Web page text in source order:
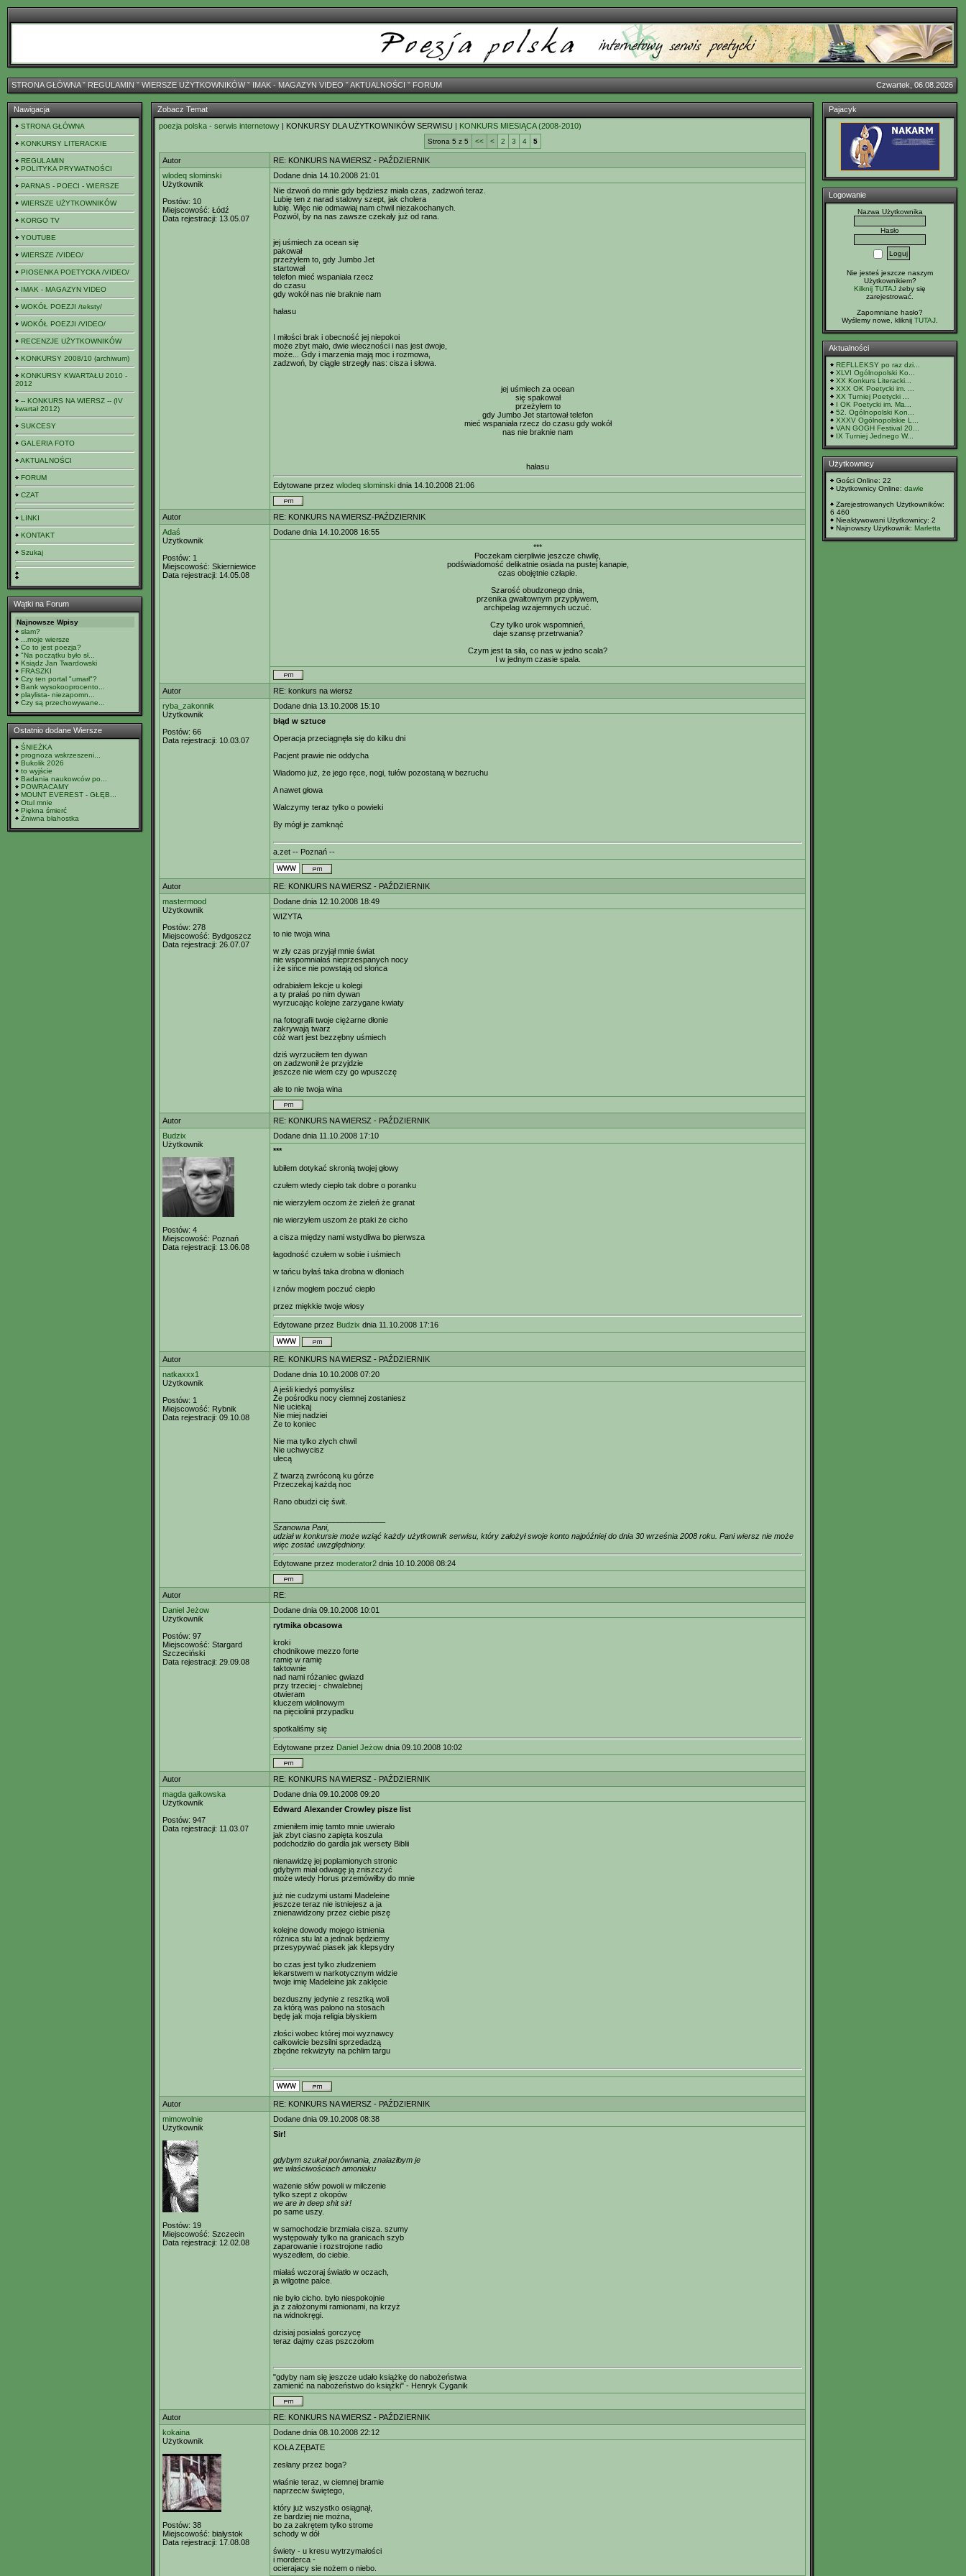
STRONA GŁÓWNAˇ REGULAMIN ˇ WIERSZE UŻYTKOWNIKÓWˇ IMAK - MAGAZYN VIDEO ˇAKTUALNOŚCI ˇ FORUM Czwartek, 06.08.2026
Nawigacja
STRONA GŁÓWNA
KONKURSY LITERACKIE
REGULAMIN
POLITYKA PRYWATNOŚCI
PARNAS - POECI - WIERSZE
WIERSZE UŻYTKOWNIKÓW
KORGO TV
YOUTUBE
WIERSZE /VIDEO/
PIOSENKA POETYCKA /VIDEO/
IMAK - MAGAZYN VIDEO
WOKÓŁ POEZJI /teksty/
WOKÓŁ POEZJI /VIDEO/
RECENZJE UŻYTKOWNIKÓW
KONKURSY 2008/10 (archiwum)
KONKURSY KWARTAŁU 2010 -
2012
-- KONKURS NA WIERSZ -- (IV
kwartał 2012)
SUKCESY
GALERIA FOTO
AKTUALNOŚCI
FORUM
CZAT
LINKI
KONTAKT
Szukaj
Wątki na Forum
Najnowsze Wpisy
slam?
...moje wiersze
Co to jest poezja?
"Na początku było sł...
Ksiądz Jan Twardowski
FRASZKI
Czy ten portal "umarł"?
Bank wysokooprocento...
playlista- niezapomn...
Czy są przechowywane...
Ostatnio dodane Wiersze
ŚNIEŻKA
prognoza wskrzeszeni...
Bukolik 2026
to wyjście
Badania naukowców po...
POWRACAMY
MOUNT EVEREST - GŁĘB...
Otul mnie
Piękna śmierć
Żniwna błahostka
Zobacz Temat
poezja polska - serwis internetowy | KONKURSY DLA UŻYTKOWNIKÓW SERWISU | KONKURS MIESIĄCA (2008-2010)
Strona 5 z 5 << < 2 3 4 5
Autor
RE: KONKURS NA WIERSZ - PAŹDZIERNIK
wlodeq slominski
Użytkownik
Postów: 10
Miejscowość: Łódź
Data rejestracji: 13.05.07
Dodane dnia 14.10.2008 21:01
Nie dzwoń do mnie gdy będziesz miała czas, zadzwoń teraz.
Lubię ten z narad stalowy szept, jak cholera
lubię. Więc nie odmawiaj nam chwil niezakochanych.
Pozwól, by na nas zawsze czekały już od rana.
jej uśmiech za ocean się
pakował
przeżyłem to, gdy Jumbo Jet
startował
telefon mieć wspaniała rzecz
do czasu
gdy wokół nas nie braknie nam
hałasu
I miłości brak i obecność jej niepokoi
może zbyt mało, dwie wieczności i nas jest dwoje,
może... Gdy i marzenia mają moc i rozmowa,
zadzwoń, by ciągle strzegły nas: cisza i słowa.
jej uśmiech za ocean
się spakował
przeżyłem to
gdy Jumbo Jet startował telefon
mieć wspaniała rzecz do czasu gdy wokół
nas nie braknie nam
hałasu
Edytowane przez wlodeq slominski dnia 14.10.2008 21:06
Autor
RE: KONKURS NA WIERSZ-PAŹDZIERNIK
Adaś
Użytkownik
Postów: 1
Miejscowość: Skierniewice
Data rejestracji: 14.05.08
Dodane dnia 14.10.2008 16:55
***
Poczekam cierpliwie jeszcze chwilę,
podświadomość delikatnie osiada na pustej kanapie,
czas obojętnie człapie.
Szarość obudzonego dnia,
przenika gwałtownym przypływem,
archipelag wzajemnych uczuć.
Czy tylko urok wspomnień,
daje szansę przetrwania?
Czym jest ta siła, co nas w jedno scala?
I w jednym czasie spala.
Autor
RE: konkurs na wiersz
ryba_zakonnik
Użytkownik
Postów: 66
Data rejestracji: 10.03.07
Dodane dnia 13.10.2008 15:10
błąd w sztuce
Operacja przeciągnęła się do kilku dni
Pacjent prawie nie oddycha
Wiadomo już, że jego ręce, nogi, tułów pozostaną w bezruchu
A nawet głowa
Walczymy teraz tylko o powieki
By mógł je zamknąć
a.zet -- Poznań --
Autor
RE: KONKURS NA WIERSZ - PAŹDZIERNIK
mastermood
Użytkownik
Postów: 278
Miejscowość: Bydgoszcz
Data rejestracji: 26.07.07
Dodane dnia 12.10.2008 18:49
WIZYTA
to nie twoja wina
w zły czas przyjął mnie świat
nie wspomniałaś nieprzespanych nocy
i że sińce nie powstają od słońca
odrabiałem lekcje u kolegi
a ty prałaś po nim dywan
wyrzucając kolejne zarzygane kwiaty
na fotografii twoje ciężarne dłonie
zakrywają twarz
cóż wart jest bezzębny uśmiech
dziś wyrzuciłem ten dywan
on zadzwonił że przyjdzie
jeszcze nie wiem czy go wpuszczę
ale to nie twoja wina
Autor
RE: KONKURS NA WIERSZ - PAŹDZIERNIK
Budzix
Użytkownik
Postów: 4
Miejscowość: Poznań
Data rejestracji: 13.06.08
Dodane dnia 11.10.2008 17:10
***
lubiłem dotykać skronią twojej głowy
czułem wtedy ciepło tak dobre o poranku
nie wierzyłem oczom że zieleń że granat
nie wierzyłem uszom że ptaki że cicho
a cisza między nami wstydliwa bo pierwsza
łagodność czułem w sobie i uśmiech
w tańcu byłaś taka drobna w dłoniach
i znów mogłem poczuć ciepło
przez miękkie twoje włosy
Edytowane przez Budzix dnia 11.10.2008 17:16
Autor
RE: KONKURS NA WIERSZ - PAŹDZIERNIK
natkaxxx1
Użytkownik
Postów: 1
Miejscowość: Rybnik
Data rejestracji: 09.10.08
Dodane dnia 10.10.2008 07:20
A jeśli kiedyś pomyślisz
Że pośrodku nocy ciemnej zostaniesz
Nie uciekaj
Nie miej nadziei
Że to koniec
Nie ma tylko złych chwil
Nie uchwycisz
ulecą
Z twarzą zwróconą ku górze
Przeczekaj każdą noc
Rano obudzi cię świt.
Szanowna Pani,
udział w konkursie może wziąć każdy użytkownik serwisu, który założył swoje konto najpóźniej do dnia 30 września 2008 roku. Pani wiersz nie może
więc zostać uwzględniony.
Edytowane przez moderator2 dnia 10.10.2008 08:24
Autor
RE:
Daniel Jeżow
Użytkownik
Postów: 97
Miejscowość: Stargard
Szczeciński
Data rejestracji: 29.09.08
Dodane dnia 09.10.2008 10:01
rytmika obcasowa
kroki
chodnikowe mezzo forte
ramię w ramię
taktownie
nad nami różaniec gwiazd
przy trzeciej - chwalebnej
otwieram
kluczem wiolinowym
na pięciolinii przypadku
spotkaliśmy się
Edytowane przez Daniel Jeżow dnia 09.10.2008 10:02
Autor
RE: KONKURS NA WIERSZ - PAŹDZIERNIK
magda gałkowska
Użytkownik
Postów: 947
Data rejestracji: 11.03.07
Dodane dnia 09.10.2008 09:20
Edward Alexander Crowley pisze list
zmieniłem imię tamto mnie uwierało
jak zbyt ciasno zapięta koszula
podchodziło do gardła jak wersety Biblii
nienawidzę jej poplamionych stronic
gdybym miał odwagę ją zniszczyć
może wtedy Horus przemówiłby do mnie
już nie cudzymi ustami Madeleine
jeszcze teraz nie istniejesz a ja
znienawidzony przez ciebie piszę
kolejne dowody mojego istnienia
różnica stu lat a jednak będziemy
przesypywać piasek jak klepsydry
bo czas jest tylko złudzeniem
lekarstwem w narkotycznym widzie
twoje imię Madeleine jak zaklęcie
bezduszny jedynie z resztką woli
za którą was palono na stosach
będę jak moja religia błyskiem
złości wobec której moi wyznawcy
całkowicie bezsilni sprzedadzą
zbędne rekwizyty na pchlim targu
Autor
RE: KONKURS NA WIERSZ - PAŹDZIERNIK
mimowolnie
Użytkownik
Postów: 19
Miejscowość: Szczecin
Data rejestracji: 12.02.08
Dodane dnia 09.10.2008 08:38
Sir!
gdybym szukał porównania, znalazłbym je
we właściwościach amoniaku
ważenie słów powoli w milczenie
tylko szept z okopów
we are in deep shit sir!
po same uszy.
w samochodzie brzmiała cisza. szumy
występowały tylko na granicach szyb
zaparowanie i rozstrojone radio
wyszedłem, do ciebie.
miałaś wczoraj światło w oczach,
ja wilgotne palce.
nie było cicho. było niespokojnie
ja z założonymi ramionami, na krzyż
na widnokręgi.
dzisiaj posiałaś gorczycę
teraz dajmy czas pszczołom
"gdyby nam się jeszcze udało książkę do nabożeństwa
zamienić na nabożeństwo do książki" - Henryk Cyganik
Autor
RE: KONKURS NA WIERSZ - PAŹDZIERNIK
kokaina
Użytkownik
Postów: 38
Miejscowość: białystok
Data rejestracji: 17.08.08
Dodane dnia 08.10.2008 22:12
KOŁA ZĘBATE
zesłany przez boga?
właśnie teraz, w ciemnej bramie
naprzeciw świętego,
który już wszystko osiągnął,
że bardziej nie można,
bo za zakrętem tylko strome
schody w dół
świety - u kresu wytrzymałości
i morderca -
ocierajacy sie nożem o niebo.
Pajacyk
Logowanie
Nazwa Użytkownika
Hasło
Nie jesteś jeszcze naszym
Użytkownikiem?
Kilknij TUTAJ żeby się
zarejestrować.
Zapomniane hasło?
Wyślemy nowe, kliknij TUTAJ
Aktualności
REFLLEKSY po raz dzi...
XLVI Ogólnopolski Ko...
XX Konkurs Literacki...
XXX OK Poetycki im. ...
XX Turniej Poetycki ...
I OK Poetycki im. Ma...
52. Ogólnopolski Kon...
XXXV Ogólnopolskie L...
VAN GOGH Festival 20...
IX Turniej Jednego W...
Użytkownicy
Gości Online: 22
Użytkownicy Online: dawle
Zarejestrowanych Użytkowników:
6 460
Nieaktywowani Użytkownicy: 2
Najnowszy Użytkownik: Marletta